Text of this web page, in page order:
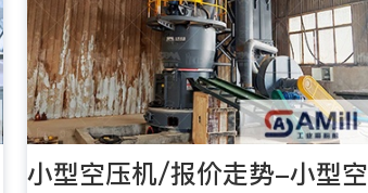
小型空压机/报价走势-小型空